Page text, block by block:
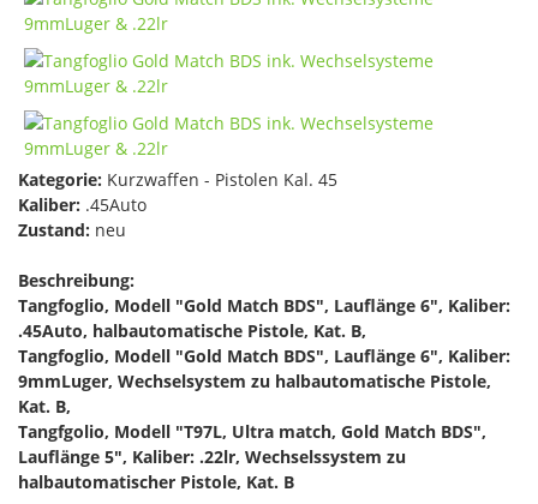
Kategorie: Kurzwaffen - Pistolen Kal. 45
Kaliber: .45Auto
Zustand: neu
Beschreibung:
Tangfoglio, Modell "Gold Match BDS", Lauflänge 6", Kaliber:
.45Auto, halbautomatische Pistole, Kat. B,
Tangfoglio, Modell "Gold Match BDS", Lauflänge 6", Kaliber:
9mmLuger, Wechselsystem zu halbautomatische Pistole,
Kat. B,
Tangfgolio, Modell "T97L, Ultra match, Gold Match BDS",
Lauflänge 5", Kaliber: .22lr, Wechselssystem zu
halbautomatischer Pistole, Kat. B